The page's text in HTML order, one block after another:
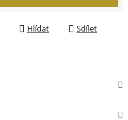
Hlídat Sdílet